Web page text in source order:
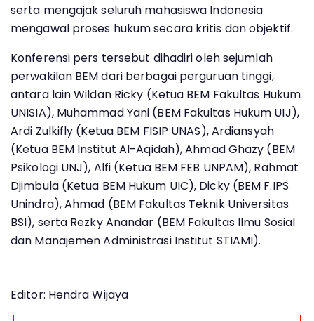
serta mengajak seluruh mahasiswa Indonesia
mengawal proses hukum secara kritis dan objektif.
Konferensi pers tersebut dihadiri oleh sejumlah
perwakilan BEM dari berbagai perguruan tinggi,
antara lain Wildan Ricky (Ketua BEM Fakultas Hukum
UNISIA), Muhammad Yani (BEM Fakultas Hukum UIJ),
Ardi Zulkifly (Ketua BEM FISIP UNAS), Ardiansyah
(Ketua BEM Institut Al-Aqidah), Ahmad Ghazy (BEM
Psikologi UNJ), Alfi (Ketua BEM FEB UNPAM), Rahmat
Djimbula (Ketua BEM Hukum UIC), Dicky (BEM F.IPS
Unindra), Ahmad (BEM Fakultas Teknik Universitas
BSI), serta Rezky Anandar (BEM Fakultas Ilmu Sosial
dan Manajemen Administrasi Institut STIAMI).
Editor: Hendra Wijaya